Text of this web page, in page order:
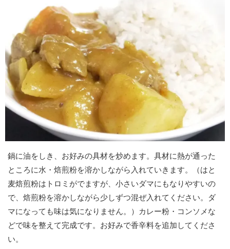
鍋に油をしき、お好みの具材を炒めます。具材に熱が通った
ところに水・焙煎粉を溶かしながら入れていきます。（はと
麦焙煎粉はトロミがでますが、小さいダマにもなりやすいの
で、焙煎粉を溶かしながら少しずつ混ぜ入れてください。ダ
マになっても味は気になりません。）カレー粉・コンソメな
どで味を整えて完成です。お好みで香辛料を追加してくださ
い。